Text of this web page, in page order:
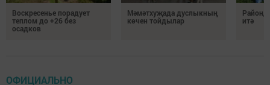
Воскресенье порадует
теплом до +26 без
осадков
Мәмәтхуҗада дуслыкның
көчен тойдылар
итә
ОФИЦИАЛЬНО